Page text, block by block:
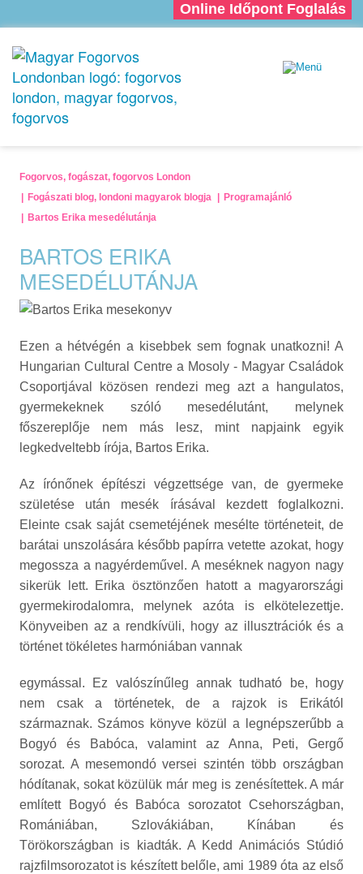
Online Időpont Foglalás
Fogorvos, fogászat, fogorvos London
Fogászati blog, londoni magyarok blogja
Programajánló
Bartos Erika mesedélutánja
BARTOS ERIKA
MESEDÉLUTÁNJA
Ezen a hétvégén a kisebbek sem fognak unatkozni! A
Hungarian Cultural Centre a Mosoly - Magyar Családok
Csoportjával közösen rendezi meg azt a hangulatos,
gyermekeknek szóló mesedélutánt, melynek
főszereplője nem más lesz, mint napjaink egyik
legkedveltebb írója, Bartos Erika.
Az írónőnek építészi végzettsége van, de gyermeke
születése után mesék írásával kezdett foglalkozni.
Eleinte csak saját csemetéjének mesélte történeteit, de
barátai unszolására később papírra vetette azokat, hogy
megossza a nagyérdeművel. A meséknek nagyon nagy
sikerük lett. Erika ösztönzően hatott a magyarországi
gyermekirodalomra, melynek azóta is elkötelezettje.
Könyveiben az a rendkívüli, hogy az illusztrációk és a
történet tökéletes harmóniában vannak
egymással. Ez valószínűleg annak tudható be, hogy
nem csak a történetek, de a rajzok is Erikától
származnak. Számos könyve közül a legnépszerűbb a
Bogyó és Babóca, valamint az Anna, Peti, Gergő
sorozat. A mesemondó versei szintén több országban
hódítanak, sokat közülük már meg is zenésítettek. A már
említett Bogyó és Babóca sorozatot Csehországban,
Romániában, Szlovákiában, Kínában és
Törökországban is kiadták. A Kedd Animációs Stúdió
rajzfilmsorozatot is készített belőle, ami 1989 óta az első